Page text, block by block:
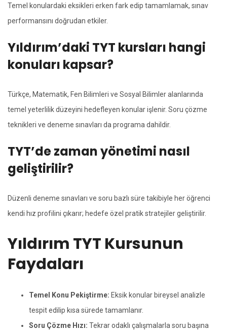
Temel konulardaki eksikleri erken fark edip tamamlamak, sınav
performansını doğrudan etkiler.
Yıldırım’daki TYT kursları hangi
konuları kapsar?
Türkçe, Matematik, Fen Bilimleri ve Sosyal Bilimler alanlarında
temel yeterlilik düzeyini hedefleyen konular işlenir. Soru çözme
teknikleri ve deneme sınavları da programa dahildir.
TYT’de zaman yönetimi nasıl
geliştirilir?
Düzenli deneme sınavları ve soru bazlı süre takibiyle her öğrenci
kendi hız profilini çıkarır; hedefe özel pratik stratejiler geliştirilir.
Yıldırım TYT Kursunun
Faydaları
Temel Konu Pekiştirme: Eksik konular bireysel analizle
tespit edilip kısa sürede tamamlanır.
Soru Çözme Hızı: Tekrar odaklı çalışmalarla soru başına